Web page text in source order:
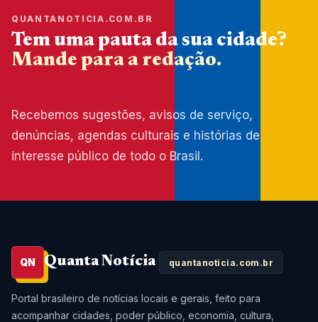
QUANTANOTICIA.COM.BR
Tem uma pauta da sua cidade?
Mande para a redação.
Recebemos sugestões, avisos de serviço,
denúncias, agendas culturais e histórias de
interesse público de todo o Brasil.
QN Quanta Notícia quantanoticia.com.br
Portal brasileiro de notícias locais e gerais, feito para
acompanhar cidades, poder público, economia, cultura,